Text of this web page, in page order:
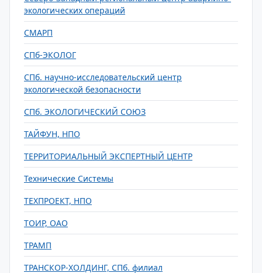
экологических операций
СМАРП
СПб-ЭКОЛОГ
СПб. научно-исследовательский центр
экологической безопасности
СПб. ЭКОЛОГИЧЕСКИЙ СОЮЗ
ТАЙФУН, НПО
ТЕРРИТОРИАЛЬНЫЙ ЭКСПЕРТНЫЙ ЦЕНТР
Технические Системы
ТЕХПРОЕКТ, НПО
ТОИР, ОАО
ТРАМП
ТРАНСКОР-ХОЛДИНГ, СПб. филиал